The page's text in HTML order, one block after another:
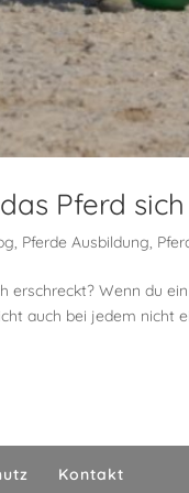
Pferd
, Pferde Ausbildung,
erschreckt? Wenn du
auch bei jedem nicht
Kontakt